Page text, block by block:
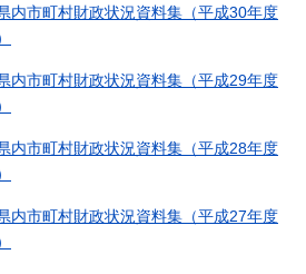
内市町村財政状況資料集（平成30年度
内市町村財政状況資料集（平成29年度
内市町村財政状況資料集（平成28年度
内市町村財政状況資料集（平成27年度